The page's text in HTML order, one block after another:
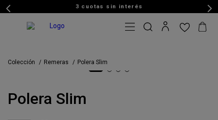
3 cuotas sin interés
Colección Remeras Polera Slim
Polera Slim